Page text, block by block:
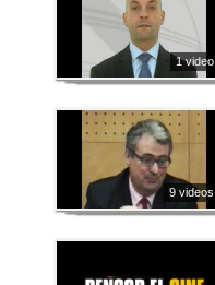
1 video
9 videos